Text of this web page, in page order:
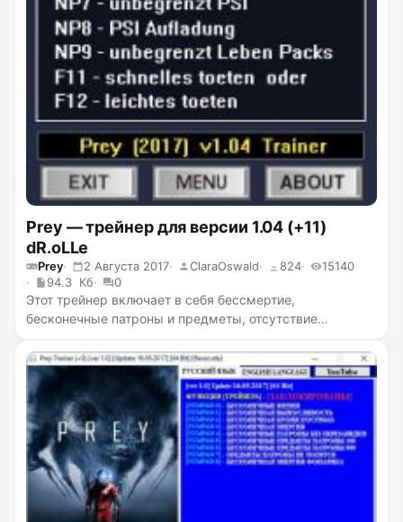
Prey — трейнер для версии 1.04 (+11)
dR.oLLe
Prey 2 Августа 2017 ClaraOswald 824
15140
94.3 Кб
0
Этот трейнер включает в себя бессмертие,
бесконечные патроны и предметы, отсутствие
бесконечный фонарик, бесконечную выносливость,
бесконечный пси потенциал, бесконечное время
использования пси, бесконечные аптечки, убийство с
одного удара, лёгкие убийства.